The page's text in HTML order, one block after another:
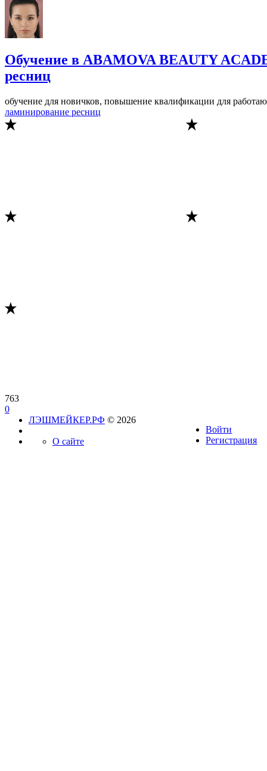
Обучение в ABAMOVA BEAUTY
ресниц
обучение для новичков, повышение квалификации для
ламинирование ресниц
763
0
Войти
Регистрация
ЛЭШМЕЙКЕР.РФ © 2026
О сайте